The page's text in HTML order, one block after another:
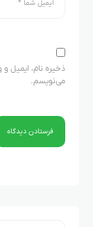
ذخیره نام، ایمیل
می‌نویسم.